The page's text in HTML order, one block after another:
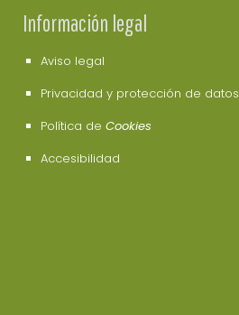
Información legal
Aviso legal
Privacidad y protección de datos
Política de Cookies
Accesibilidad